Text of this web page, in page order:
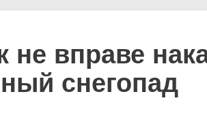
вправе
снегопад